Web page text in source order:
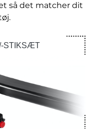
så det matcher dit
STIKSÆT